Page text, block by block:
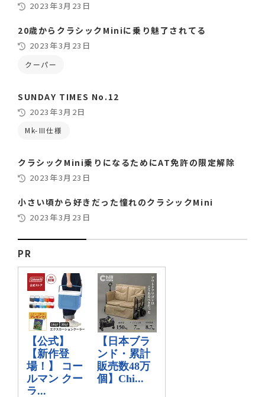
2023年3月23日
20歳からクラシックMiniに乗り魅了されてる
2023年3月23日
クーパー
SUNDAY TIMES No.12
2023年3月2日
Mk-Ⅲ仕様
クラシックMini乗りになるためにAT免許の限定解除
2023年3月23日
小さい頃から好きだった憧れのクラシックMini
2023年3月23日
PR